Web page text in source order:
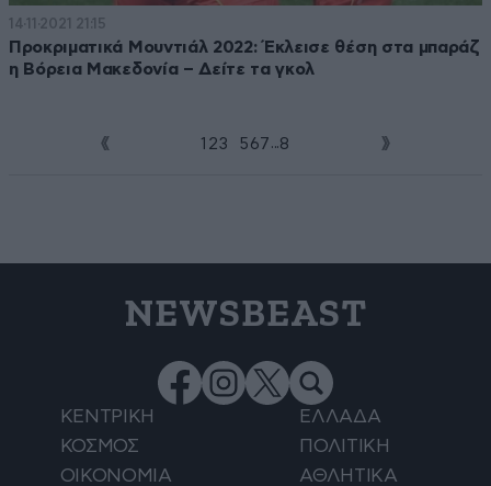
14·11·2021 21:15
Προκριματικά Μουντιάλ 2022: Έκλεισε θέση στα μπαράζ
η Βόρεια Μακεδονία – Δείτε τα γκολ
1 23 5 6 7 ...8
NEWSBEAST
ΚΕΝΤΡΙΚΗ
ΕΛΛΑΔΑ
ΚΟΣΜΟΣ
ΠΟΛΙΤΙΚΗ
ΟΙΚΟΝΟΜΙΑ
ΑΘΛΗΤΙΚΑ